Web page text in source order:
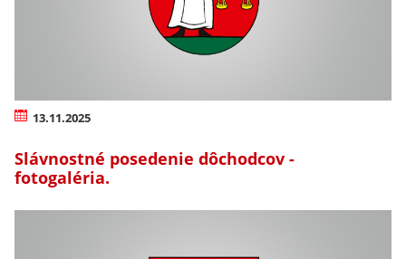
13.11.2025
Slávnostné posedenie dôchodcov -
fotogaléria.